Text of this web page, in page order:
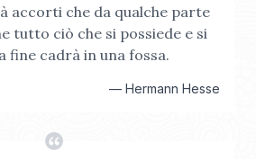
accorti che da qualche parte
tutto ciò che si possiede e si
fine cadrà in una fossa.
— Hermann Hesse